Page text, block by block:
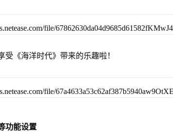
《海洋时代》带来的乐趣啦！
功能设置